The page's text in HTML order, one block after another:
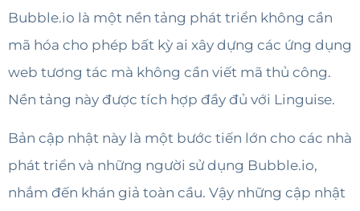
Bubble.io là một nền tảng phát triển không cần
mã hóa cho phép bất kỳ ai xây dựng các ứng dụng
web tương tác mà không cần viết mã thủ công.
Nền tảng này được tích hợp đầy đủ với Linguise.
Bản cập nhật này là một bước tiến lớn cho các nhà
phát triển và những người sử dụng Bubble.io,
nhắm đến khán giả toàn cầu. Vậy những cập nhật